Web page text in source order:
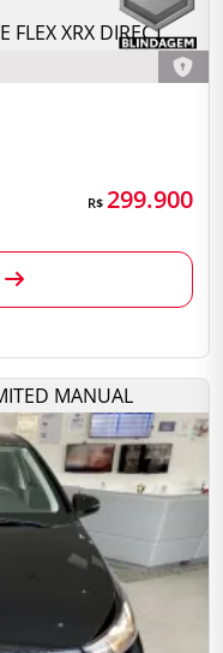
R$ 299.900